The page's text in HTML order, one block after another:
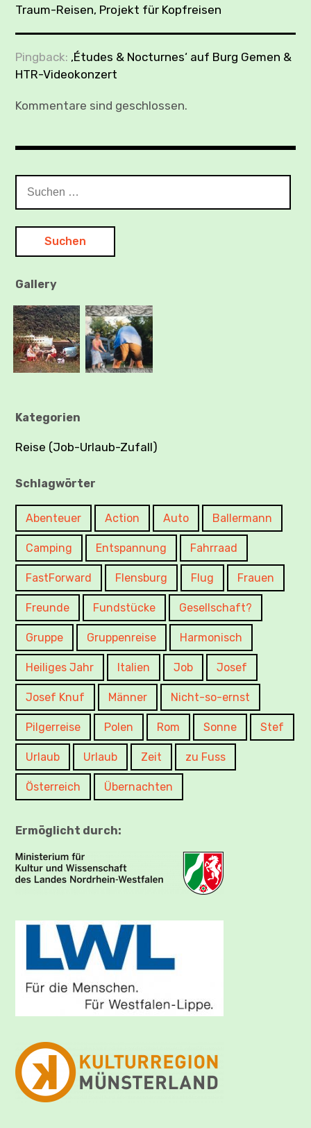
Traum-Reisen, Projekt für Kopfreisen
Pingback: ‚Études & Nocturnes‘ auf Burg Gemen &
HTR-Videokonzert
Kommentare sind geschlossen.
nach:
Gallery
Kategorien
Reise (Job-Urlaub-Zufall)
Schlagwörter
Abenteuer Action Auto Ballermann
Camping Entspannung Fahrraad
FastForward Flensburg Flug Frauen
Freunde Fundstücke Gesellschaft?
Gruppe Gruppenreise Harmonisch
Heiliges Jahr Italien Job Josef
Josef Knuf Männer Nicht-so-ernst
Pilgerreise Polen Rom Sonne Stef
Urlaub Urlaub Zeit zu Fuss
Österreich Übernachten
Ermöglicht durch: